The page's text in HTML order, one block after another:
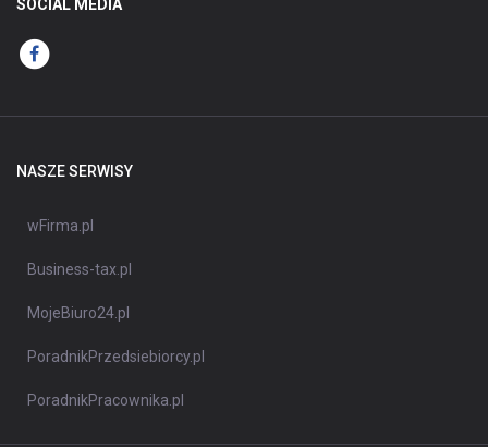
SOCIAL MEDIA
NASZE SERWISY
wFirma.pl
Business-tax.pl
MojeBiuro24.pl
PoradnikPrzedsiebiorcy.pl
PoradnikPracownika.pl